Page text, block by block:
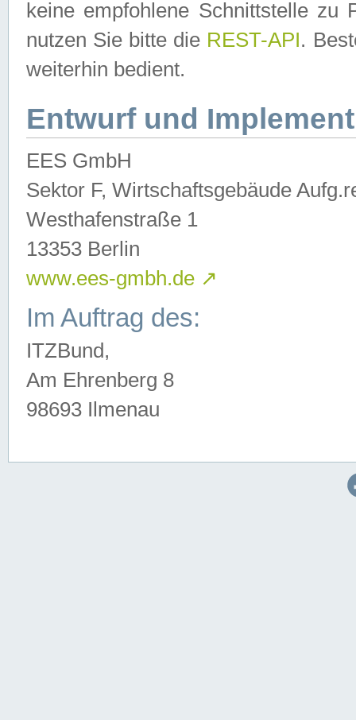
keine empfohlene Schnittstelle zu
nutzen Sie bitte die REST-API.
weiterhin bedient.
Entwurf und
EES GmbH
Sektor F, Wirtschaftsgebäude
Westhafenstraße 1
13353 Berlin
www.ees-gmbh.de ↗
Im Auftrag des:
ITZBund,
Am Ehrenberg 8
98693 Ilmenau